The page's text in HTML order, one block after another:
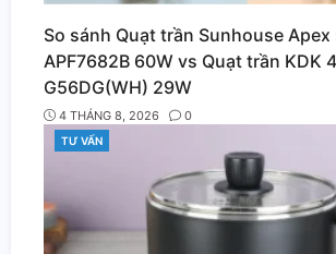
So sánh Quạt trần Sunhouse Apex
APF7682B 60W vs Quạt trần KDK
G56DG(WH) 29W
4 THÁNG 8, 2026
0
CATEGORIES
TƯ VẤN